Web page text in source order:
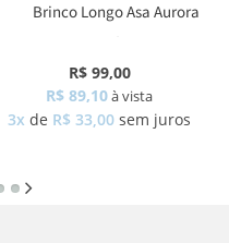
Brinco Longo Asa Aurora
R$ 99,00
R$ 89,10à vista
3x de R$ 33,00 sem juros